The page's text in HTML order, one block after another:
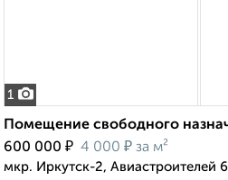
1
Помещение свободного
600 000 ₽ 4 000 ₽ за м²
мкр. Иркутск-2, Авиастроителей